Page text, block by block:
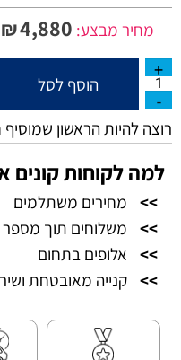
מחיר מבצע: ₪4,880
הוסף לסל
רוצה להיות הראשון
למה לקוחות קונים
>>
מחירים משתלמים
>>
משלוחים תוך מספר
>>
אלופים בתחום
>> קנייה מאובטחת